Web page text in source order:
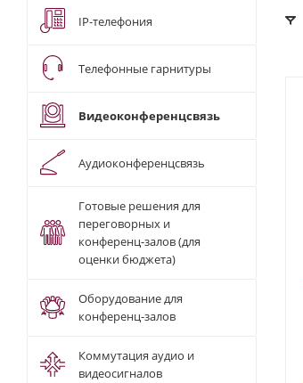
IP-телефония
Телефонные гарнитуры
Видеоконференцсвязь
Аудиоконференцсвязь
Готовые решения для
переговорных и
конференц-залов (для
оценки бюджета)
Оборудование для
конференц-залов
Коммутация аудио и
видеосигналов